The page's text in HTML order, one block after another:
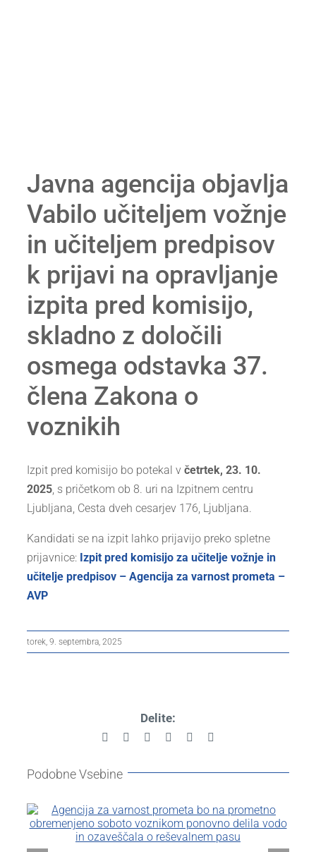
Javna agencija objavlja
Vabilo učiteljem vožnje
in učiteljem predpisov
k prijavi na opravljanje
izpita pred komisijo,
skladno z določili
osmega odstavka 37.
člena Zakona o
voznikih
Izpit pred komisijo bo potekal v četrtek, 23. 10.
2025, s pričetkom ob 8. uri na Izpitnem centru
Ljubljana, Cesta dveh cesarjev 176, Ljubljana.
Kandidati se na izpit lahko prijavijo preko spletne
prijavnice: Izpit pred komisijo za učitelje vožnje in
učitelje predpisov – Agencija za varnost prometa –
AVP
torek, 9. septembra, 2025
Delite:
Facebook Reddit LinkedInPinterest
Podobne Vsebine